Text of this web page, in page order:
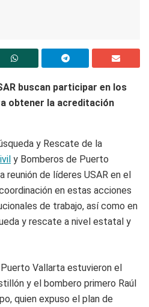
buscan participar en los
obtener la acreditación
y Rescate de la
y Bomberos de Puerto
reunión de líderes USAR en el
en estas acciones
de trabajo, así como en
y rescate a nivel estatal y
Vallarta estuvieron el
y el bombero primero Raúl
quien expuso el plan de